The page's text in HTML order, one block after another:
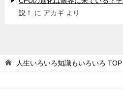
説！
に アカギ より
人生いろいろ知識もいろいろ TOP